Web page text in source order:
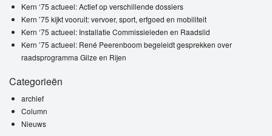
Kern ‘75 actueel: Actief op verschillende dossiers
Kern ’75 kijkt vooruit: vervoer, sport, erfgoed en mobiliteit
Kern ‘75 actueel: Installatie Commissieleden en Raadslid
Kern ’75 actueel: René Peerenboom begeleidt gesprekken over
raadsprogramma Gilze en Rijen
Categorieën
archief
Column
Nieuws